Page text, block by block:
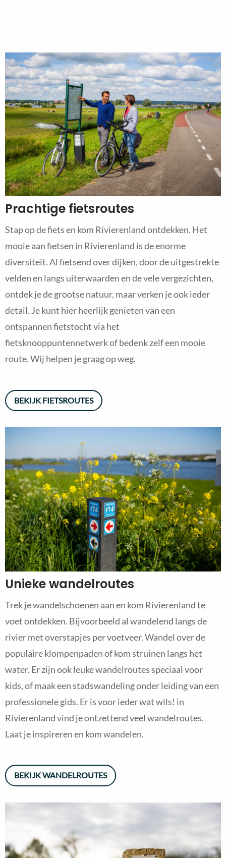
Prachtige fietsroutes
Stap op de fiets en kom Rivierenland ontdekken. Het
mooie aan fietsen in Rivierenland is de enorme
diversiteit. Al fietsend over dijken, door de uitgestrekte
velden en langs uiterwaarden en de vele vergezichten,
ontdek je de grootse natuur, maar verken je ook ieder
detail. Je kunt hier heerlijk genieten van een
ontspannen fietstocht via het
fietsknooppuntennetwerk of bedenk zelf een mooie
route. Wij helpen je graag op weg.
BEKIJK FIETSROUTES
Unieke wandelroutes
Trek je wandelschoenen aan en kom Rivierenland te
voet ontdekken. Bijvoorbeeld al wandelend langs de
rivier met overstapjes per voetveer. Wandel over de
populaire klompenpaden of kom struinen langs het
water. Er zijn ook leuke wandelroutes speciaal voor
kids, of maak een stadswandeling onder leiding van een
professionele gids. Er is voor ieder wat wils! in
Rivierenland vind je ontzettend veel wandelroutes.
Laat je inspireren en kom wandelen.
BEKIJK WANDELROUTES